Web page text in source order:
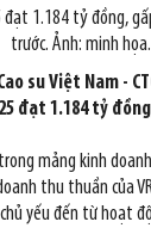
1.184 tỷ đồng,
trước. Ảnh: minh họa.
su Việt Nam -
đạt 1.184 tỷ
mảng kinh
thu thuần của
yếu đến từ hoạt